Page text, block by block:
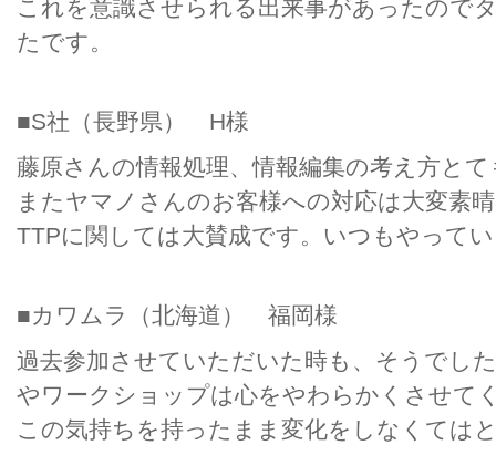
これを意識させられる出来事があったので
たです。
■S社（長野県） H様
藤原さんの情報処理、情報編集の考え方と
またヤマノさんのお客様への対応は大変素
TTPに関しては大賛成です。いつもやって
■カワムラ（北海道） 福岡様
過去参加させていただいた時も、そうでし
やワークショップは心をやわらかくさせて
この気持ちを持ったまま変化をしなくては